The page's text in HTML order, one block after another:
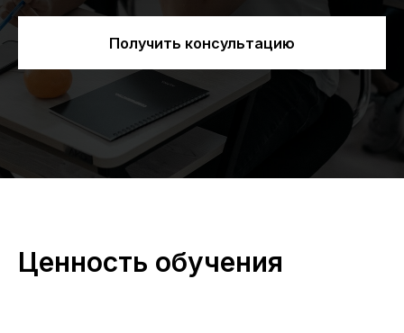
Получить консультацию
Ценность обучения